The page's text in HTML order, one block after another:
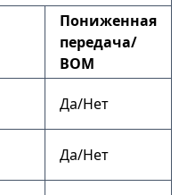
Пониженная
передача/
ВОМ
Да/Нет
Да/Нет